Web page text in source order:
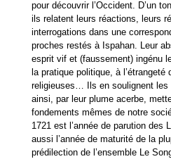
pour découvrir l’Occident. D’un
ils relatent leurs réactions, leurs
interrogations dans une
proches restés à Ispahan. Leur
esprit vif et (faussement) ingénu
la pratique politique, à
religieuses… Ils en soulignent
ainsi, par leur plume acerbe,
fondements mêmes de notre
1721 est l’année de parution des
aussi l’année de maturité de la
prédilection de l’ensemble Le